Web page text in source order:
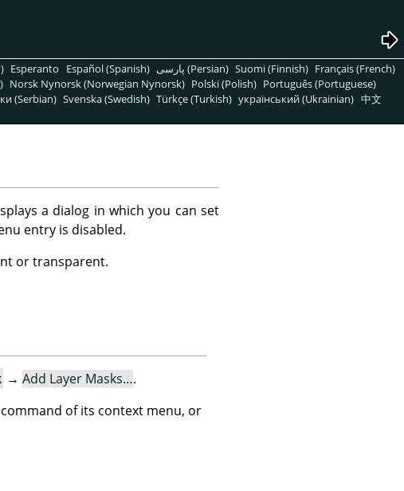
Esperanto Español (Spanish) پارسی (Persian) Suomi (Finnish) Français (French)
Norsk Nynorsk (Norwegian Nynorsk) Polski (Polish) Português (Portuguese)
(Serbian) Svenska (Swedish) Türkçe (Turkish) український (Ukrainian) 中文
a dialog in which you can set
entry is disabled.
or transparent.
→ Add Layer Masks….
command of its context menu, or